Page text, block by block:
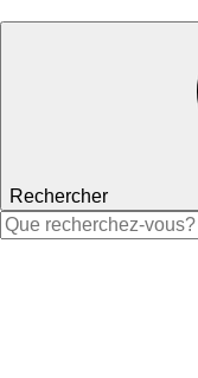
Rechercher
Rechercher :